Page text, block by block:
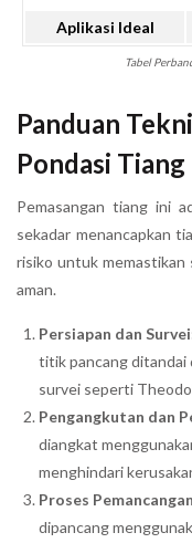
Aplikasi Ideal
Tabel
Panduan
Pondasi Tiang
Pemasangan tiang ini
sekadar menancapkan
risiko untuk
aman.
Persiapan dan
titik pancang ditandai
survei seperti
Pengangkutan dan
diangkat
menghindari
Proses
dipancang